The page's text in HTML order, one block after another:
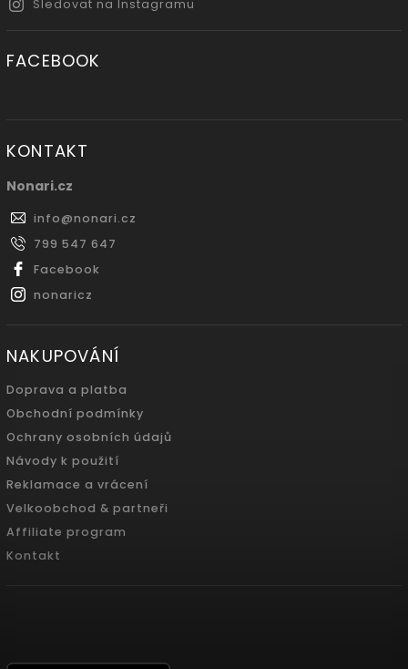
Sledovat na Instagramu
FACEBOOK
KONTAKT
Nonari.cz
info@nonari.cz
799 547 647
Facebook
nonaricz
NAKUPOVÁNÍ
Doprava a platba
Obchodní podmínky
Ochrany osobních údajů
Návody k použití
Reklamace a vrácení
Velkoobchod & partneři
Affiliate program
Kontakt